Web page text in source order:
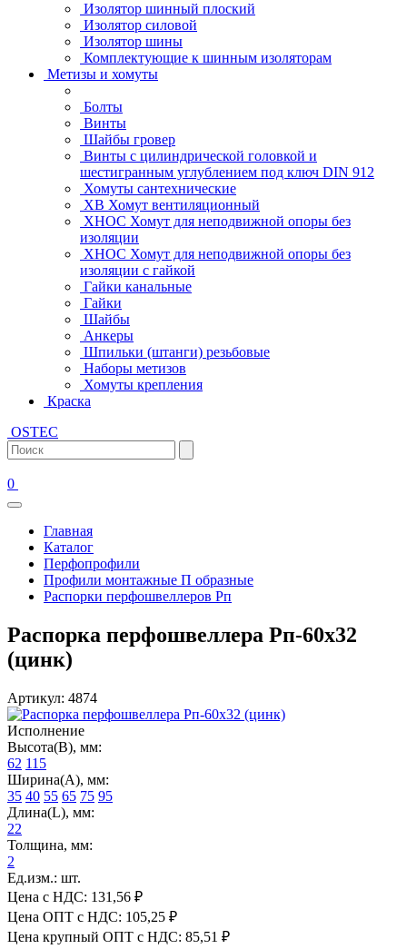
Изолятор шинный плоский
Изолятор силовой
Изолятор шины
Комплектующие к шинным изоляторам
Метизы и хомуты
Болты
Винты
Шайбы гровер
Винты с цилиндрической головкой и
шестигранным углублением под ключ DIN 912
Хомуты сантехнические
ХВ Хомут вентиляционный
ХНОС Хомут для неподвижной опоры без
изоляции
ХНОС Хомут для неподвижной опоры без
изоляции с гайкой
Гайки канальные
Гайки
Шайбы
Анкеры
Шпильки (штанги) резьбовые
Наборы метизов
Хомуты крепления
Краска
OSTEC
0
Главная
Каталог
Перфопрофили
Профили монтажные П образные
Распорки перфошвеллеров Рп
Распорка перфошвеллера Рп-60х32
(цинк)
Артикул: 4874
Исполнение
Высота(В), мм:
62 115
Ширина(А), мм:
35 40 55 65 75 95
Длина(L), мм:
22
Толщина, мм:
2
Ед.изм.: шт.
Цена с НДС: 131,56 ₽
Цена ОПТ с НДС: 105,25 ₽
Цена крупный ОПТ с НДС: 85,51 ₽